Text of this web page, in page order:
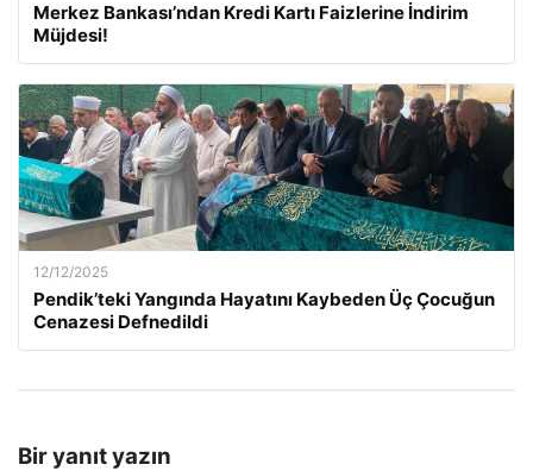
Merkez Bankası’ndan Kredi Kartı Faizlerine İndirim
Müjdesi!
12/12/2025
Pendik’teki Yangında Hayatını Kaybeden Üç Çocuğun
Cenazesi Defnedildi
Bir yanıt yazın